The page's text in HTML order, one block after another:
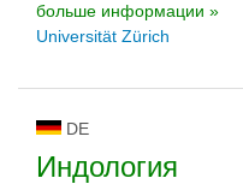
больше информации »
Universität Zürich
DE
Индология